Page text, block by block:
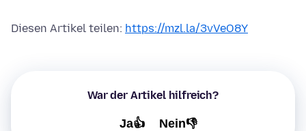
Diesen Artikel teilen: https://mzl.la/3vVeO8Y
War der Artikel hilfreich?
Ja👍 Nein👎